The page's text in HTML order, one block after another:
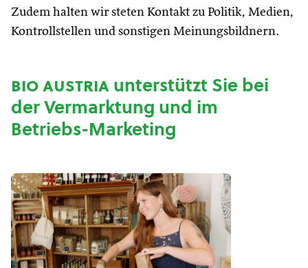
Zudem halten wir steten Kontakt zu Politik, Medien,
Kontrollstellen und sonstigen Meinungsbildnern.
bio austriaunterstützt Sie bei
der Vermarktung und im
Betriebs-Marketing